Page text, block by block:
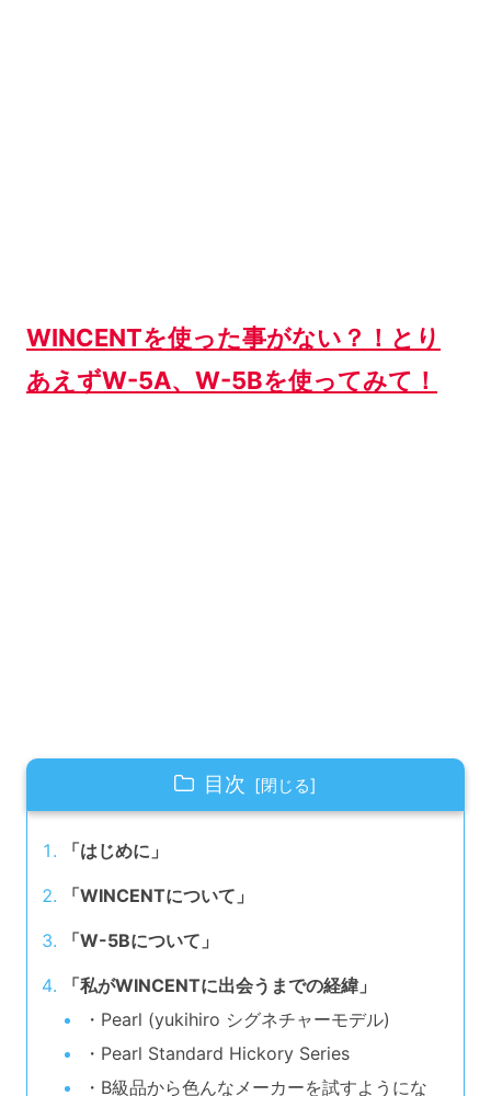
WINCENTを使った事がない？！とり
あえずW-5A、W-5Bを使ってみて！
目次
「はじめに」
「WINCENTについて」
「W-5Bについて」
「私がWINCENTに出会うまでの経緯」
・Pearl (yukihiro シグネチャーモデル)
・Pearl Standard Hickory Series
・B級品から色んなメーカーを試すようにな